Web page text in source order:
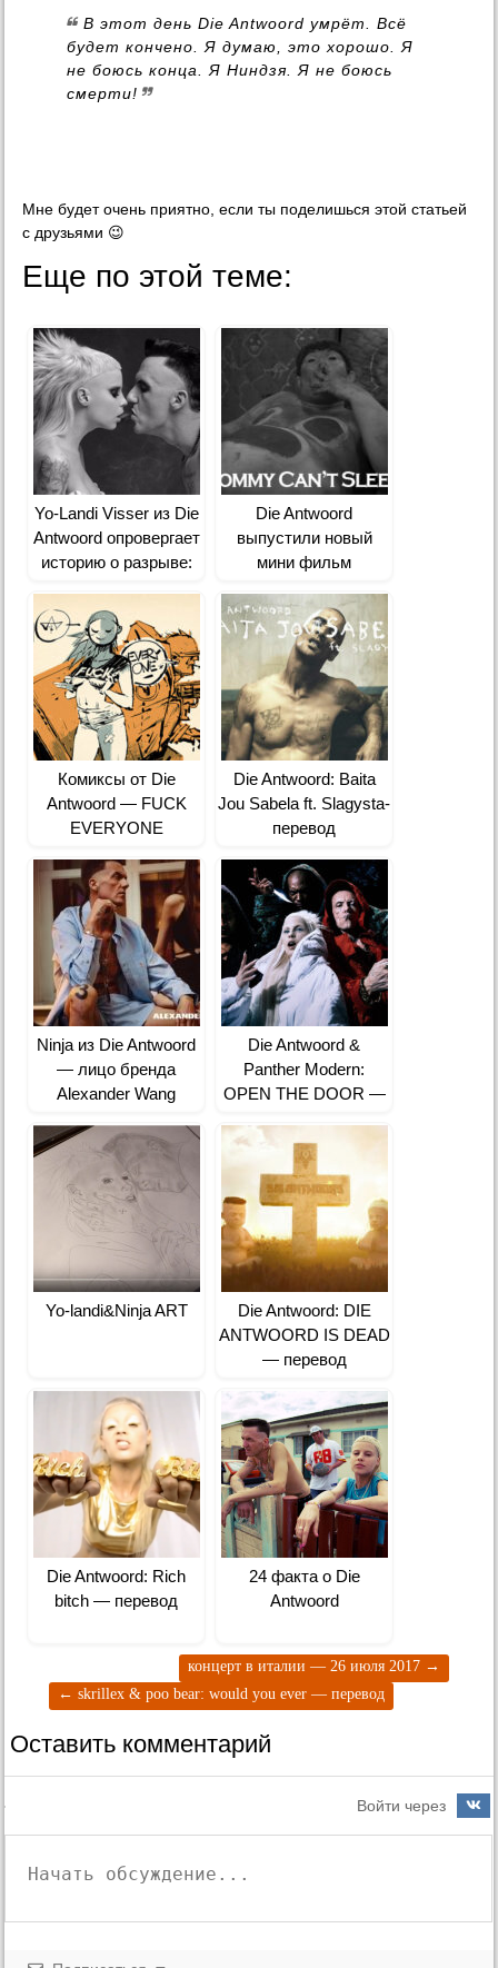
В этот день Die Antwoord умрёт. Всё
будет кончено. Я думаю, это хорошо. Я
не боюсь конца. Я Ниндзя. Я не боюсь
смерти!
Мне будет очень приятно, если ты поделишься этой статьей
с друзьями 😉
Еще по этой теме:
Yo-Landi Visser из Die
Antwoord опровергает
историю о разрыве:
Die Antwoord
выпустили новый
мини фильм
Комиксы от Die
Antwoord — FUCK
EVERYONE
Die Antwoord: Baita
Jou Sabela ft. Slagysta-
перевод
Ninja из Die Antwoord
— лицо бренда
Alexander Wang
Die Antwoord &
Panther Modern:
OPEN THE DOOR —
Yo-landi&Ninja ART
Die Antwoord: DIE
ANTWOORD IS DEAD
— перевод
Die Antwoord: Rich
bitch — перевод
24 факта о Die
Antwoord
концерт в италии — 26 июля 2017 →
← skrillex & poo bear: would you ever — перевод
Оставить комментарий
Войти через